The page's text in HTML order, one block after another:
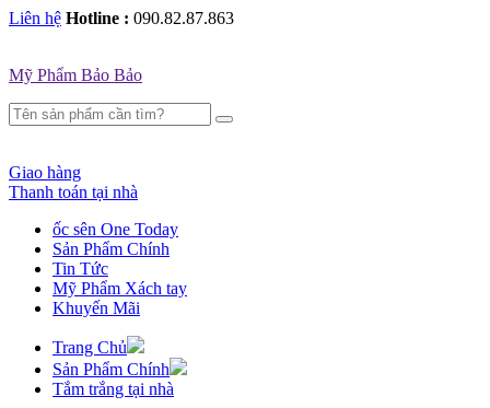
Liên hệ Hotline : 090.82.87.863
Mỹ Phẩm Bảo Bảo
Giao hàng
Thanh toán tại nhà
ốc sên One Today
Sản Phẩm Chính
Tin Tức
Mỹ Phẩm Xách tay
Khuyến Mãi
Trang Chủ
Sản Phẩm Chính
Tắm trắng tại nhà